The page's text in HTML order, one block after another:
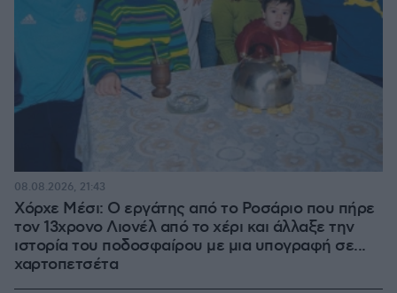
Χόρχε Μέσι: Ο εργάτης από το Ροσάριο που πήρε
τον 13χρονο Λιονέλ από το χέρι και άλλαξε την
ιστορία του ποδοσφαίρου με μια υπογραφή σε...
χαρτοπετσέτα
08.08.2026, 21:43